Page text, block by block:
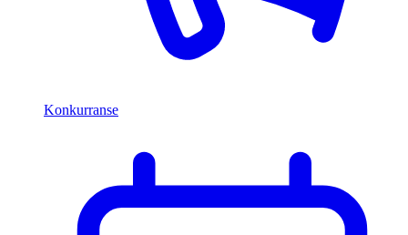
Konkurranse